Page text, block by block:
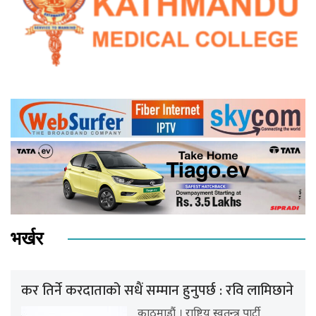
भर्खर
कर तिर्ने करदाताको सधैं सम्मान हुनुपर्छ : रवि लामिछाने